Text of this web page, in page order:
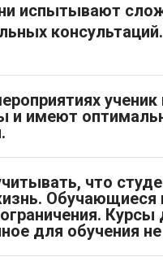
испытывают
консультаций.
имеют
что
для обучения